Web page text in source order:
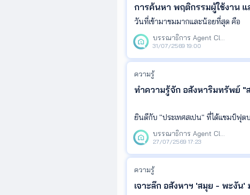
การค้นหา พฤติกรรมผู้ใช้งาน
สะท้อนความสนใจของผู้ค้นหา เ
ทิศทางตลาด และนำข้อมูลไปวา
วันที่เข้ามาชมมากและน้อยที่สุด คือ
บรรณาธิการ Agent Club
31/07/2569 19:00
ความรู้
ทำความรู้จัก อสังหาริมทรัพย์ "
ยินดีกับ "ประเทศสเปน" ที่ได้แชมป์ฟุต
ค้าเป็นยังไง ซึ่งบอกเลยว่าตลาดอสัง
ต้องการที่อยู่อาศัยที่ยังอยู่ในระดับสูง
บรรณาธิการ Agent Club
27/07/2569 17:23
ความรู้
เจาะลึก อสังหาฯ 'สมุย - พะงัน'